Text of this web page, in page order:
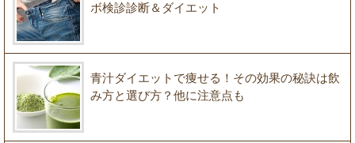
ボ検診診断＆ダイエット
青汁ダイエットで痩せる！その効果の秘訣は飲
み方と選び方？他に注意点も